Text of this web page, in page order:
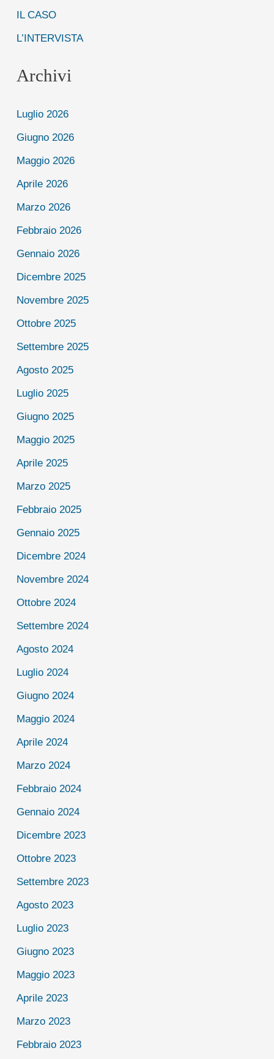
IL CASO
L’INTERVISTA
Archivi
Luglio 2026
Giugno 2026
Maggio 2026
Aprile 2026
Marzo 2026
Febbraio 2026
Gennaio 2026
Dicembre 2025
Novembre 2025
Ottobre 2025
Settembre 2025
Agosto 2025
Luglio 2025
Giugno 2025
Maggio 2025
Aprile 2025
Marzo 2025
Febbraio 2025
Gennaio 2025
Dicembre 2024
Novembre 2024
Ottobre 2024
Settembre 2024
Agosto 2024
Luglio 2024
Giugno 2024
Maggio 2024
Aprile 2024
Marzo 2024
Febbraio 2024
Gennaio 2024
Dicembre 2023
Ottobre 2023
Settembre 2023
Agosto 2023
Luglio 2023
Giugno 2023
Maggio 2023
Aprile 2023
Marzo 2023
Febbraio 2023